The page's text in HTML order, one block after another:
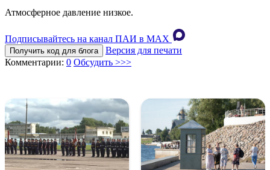
Атмосферное давление низкое.
Подписывайтесь на канал ПАИ в MAХ
Получить код для блога
Версия для печати
Комментарии: 0 Обсудить >>>